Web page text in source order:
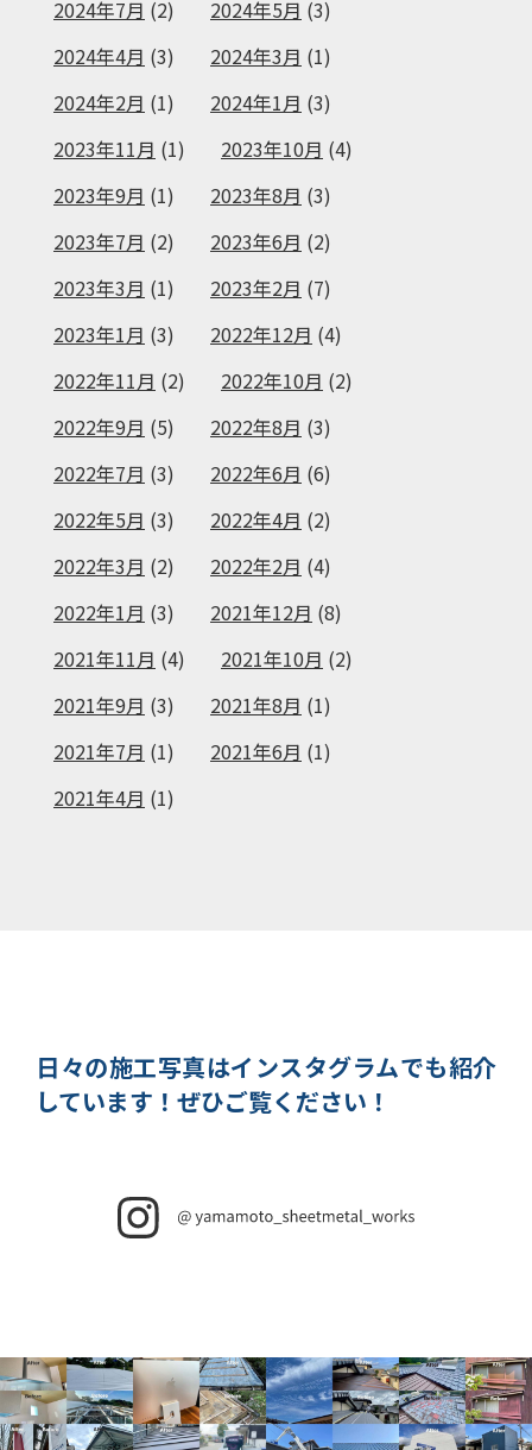
2024年7月 (2) 2024年5月 (3)
2024年4月 (3) 2024年3月 (1)
2024年2月 (1) 2024年1月 (3)
2023年11月 (1) 2023年10月 (4)
2023年9月 (1) 2023年8月 (3)
2023年7月 (2) 2023年6月 (2)
2023年3月 (1) 2023年2月 (7)
2023年1月 (3) 2022年12月 (4)
2022年11月 (2) 2022年10月 (2)
2022年9月 (5) 2022年8月 (3)
2022年7月 (3) 2022年6月 (6)
2022年5月 (3) 2022年4月 (2)
2022年3月 (2) 2022年2月 (4)
2022年1月 (3) 2021年12月 (8)
2021年11月 (4) 2021年10月 (2)
2021年9月 (3) 2021年8月 (1)
2021年7月 (1) 2021年6月 (1)
2021年4月 (1)
日々の施工写真はインスタグラムでも紹介
しています！ ぜひご覧ください！